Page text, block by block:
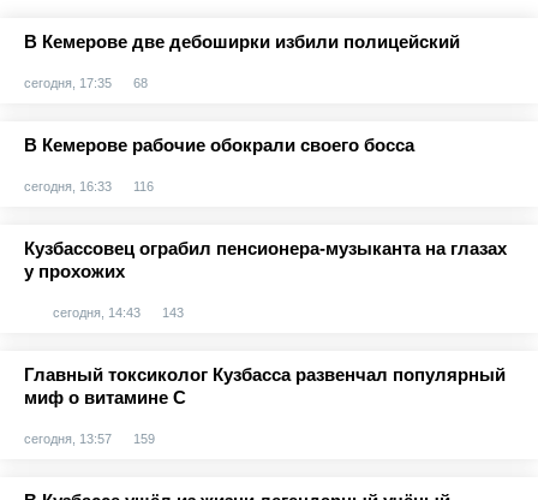
В Кемерове две дебоширки избили полицейский
сегодня, 17:35 68
В Кемерове рабочие обокрали своего босса
сегодня, 16:33 116
Кузбассовец ограбил пенсионера-музыканта на глазах
у прохожих
сегодня, 14:43 143
Главный токсиколог Кузбасса развенчал популярный
миф о витамине С
сегодня, 13:57 159